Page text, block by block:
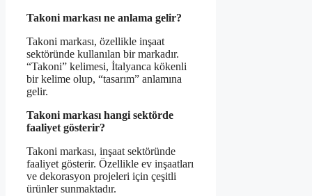
Takoni markası ne anlama gelir?
Takoni markası, özellikle inşaat
sektöründe kullanılan bir markadır.
“Takoni” kelimesi, İtalyanca kökenli
bir kelime olup, “tasarım” anlamına
gelir.
Takoni markası hangi sektörde
faaliyet gösterir?
Takoni markası, inşaat sektöründe
faaliyet gösterir. Özellikle ev inşaatları
ve dekorasyon projeleri için çeşitli
ürünler sunmaktadır.